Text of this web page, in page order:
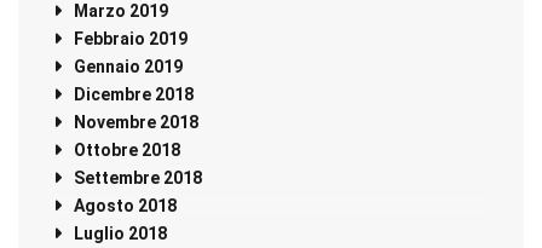
Marzo 2019
Febbraio 2019
Gennaio 2019
Dicembre 2018
Novembre 2018
Ottobre 2018
Settembre 2018
Agosto 2018
Luglio 2018